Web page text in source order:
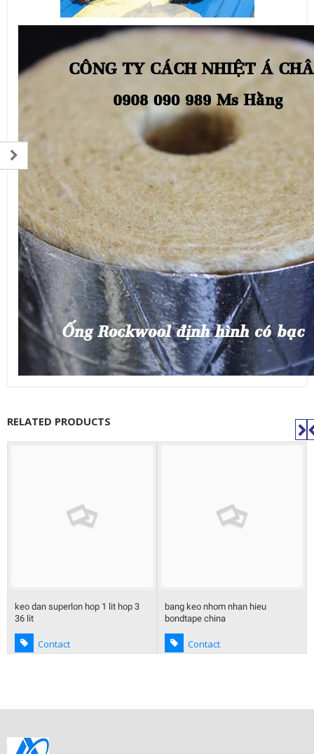
RELATED PRODUCTS
bang keo nhom nhan hieu
bondtape china
Contact
đinh nhôm định vị tấm bông cách
nhiệt
Contact